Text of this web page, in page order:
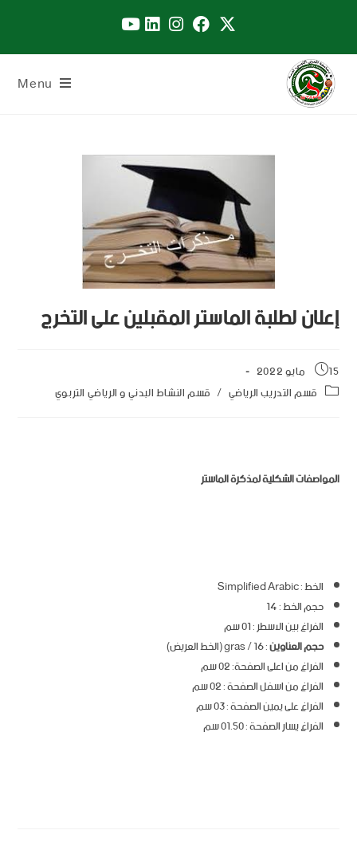
Menu
إعلان لطلبة الماستر المقبلين على التخرج
15 مايو 2022
قسم التدريب الرياضي / قسم النشاط البدني و الرياضي التربوي
المواصفات الشكلية لمذكرة الماستر
الخط : Simplified Arabic
حجم الخط : 14
الفراغ بين الاسطر : 01 سم
حجم العناوين: 16 / gras (الخط العريض)
الفراغ من اعلى الصفحة: 02 سم
الفراغ من اسفل الصفحة : 02 سم
الفراغ على يمين الصفحة : 03 سم
الفراغ يسار الصفحة : 01.50 سم